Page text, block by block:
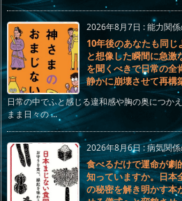
2026年8月7日 :能力関
10年後のあなたも同
と想像した瞬間に急激
を聞くべきで日常の全
静かに崩壊させて再構
日常の中でふと感じる違和感や胸の奥につか
まま日々の ...
2026年8月6日:病気関
食べるだけで運命が劇
知っていますか。日本
の秘密を解き明かす本